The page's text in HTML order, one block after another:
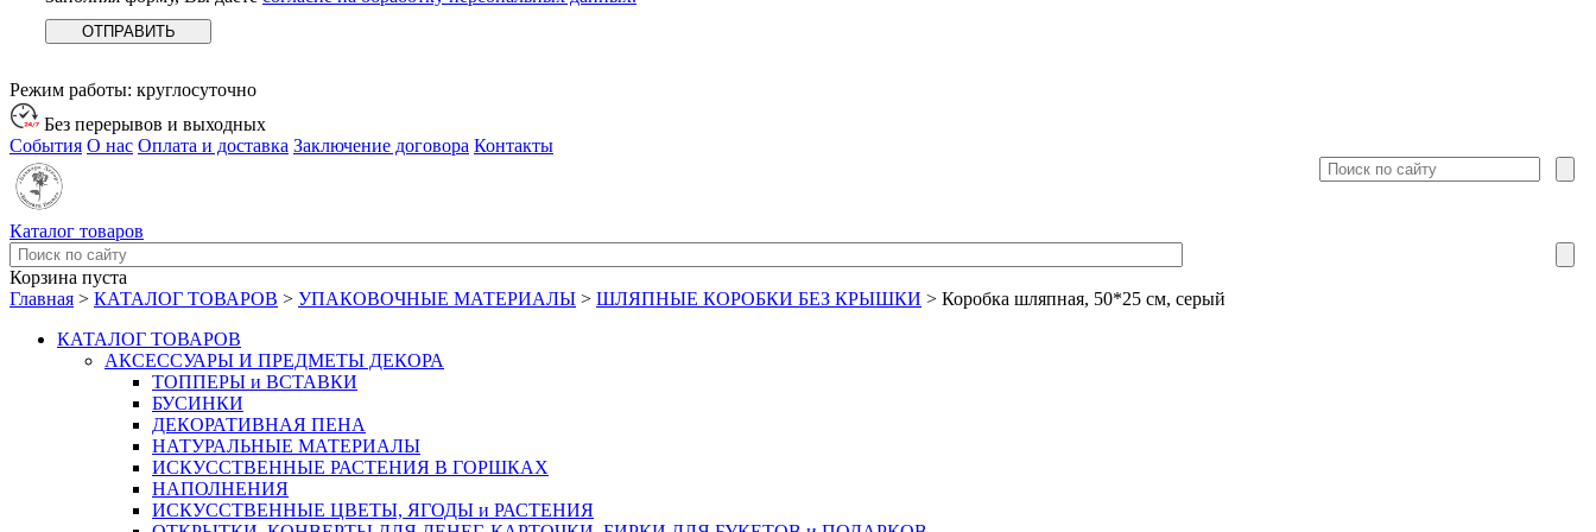
Режим работы: круглосуточно
Без перерывов и выходных
События О нас Оплата и доставка Заключение договора Контакты
Каталог товаров
Корзина пуста
Главная > КАТАЛОГ ТОВАРОВ > УПАКОВОЧНЫЕ МАТЕРИАЛЫ > ШЛЯПНЫЕ КОРОБКИ БЕЗ КРЫШКИ > Коробка шляпная, 50*25 см, серый
КАТАЛОГ ТОВАРОВ
АКСЕССУАРЫ И ПРЕДМЕТЫ ДЕКОРА
ТОППЕРЫ и ВСТАВКИ
БУСИНКИ
ДЕКОРАТИВНАЯ ПЕНА
НАТУРАЛЬНЫЕ МАТЕРИАЛЫ
ИСКУССТВЕННЫЕ РАСТЕНИЯ В ГОРШКАХ
НАПОЛНЕНИЯ
ИСКУССТВЕННЫЕ ЦВЕТЫ, ЯГОДЫ и РАСТЕНИЯ